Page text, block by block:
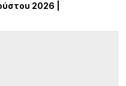
2026 |